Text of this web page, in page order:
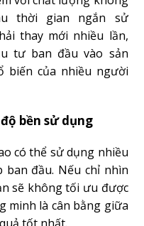
thời gian ngắn sử
thay mới nhiều lần,
tư ban đầu vào sản
biến của nhiều người
bền sử dụng
có thể sử dụng nhiều
ban đầu. Nếu chỉ nhìn
sẽ không tối ưu được
minh là cân bằng giữa